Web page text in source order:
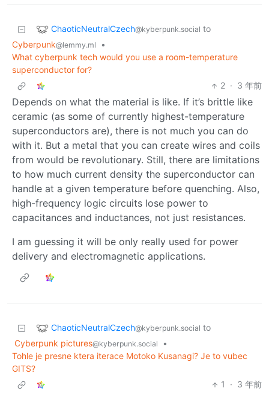
ChaoticNeutralCzech@kyberpunk.social to
Cyberpunk@lemmy.ml
•
What cyberpunk tech would you use a room-temperature
superconductor for?
2 · 3 年前
Depends on what the material is like. If it’s brittle like
ceramic (as some of currently highest-temperature
superconductors are), there is not much you can do
with it. But a metal that you can create wires and coils
from would be revolutionary. Still, there are limitations
to how much current density the superconductor can
handle at a given temperature before quenching. Also,
high-frequency logic circuits lose power to
capacitances and inductances, not just resistances.
I am guessing it will be only really used for power
delivery and electromagnetic applications.
ChaoticNeutralCzech@kyberpunk.social to
Cyberpunk pictures@kyberpunk.social
•
Tohle je presne ktera iterace Motoko Kusanagi? Je to vubec
GITS?
1
· 3 年前